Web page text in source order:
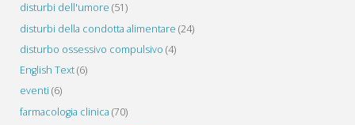
disturbi dell'umore (51)
disturbi della condotta alimentare (24)
disturbo ossessivo compulsivo (4)
English Text(6)
eventi (6)
farmacologia clinica (70)